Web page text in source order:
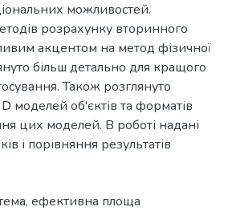
можливостей.
розрахунку вторинного
акцентом на метод фізичної
більш детально для кращого
Також розглянуто
моделей об'єктів та форматів
цих моделей. В роботі надані
і порівняння результатів
, ефективна площа